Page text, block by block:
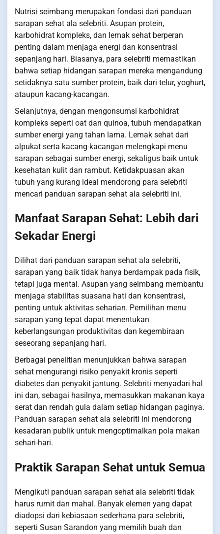
Nutrisi seimbang merupakan fondasi dari panduan
sarapan sehat ala selebriti. Asupan protein,
karbohidrat kompleks, dan lemak sehat berperan
penting dalam menjaga energi dan konsentrasi
sepanjang hari. Biasanya, para selebriti memastikan
bahwa setiap hidangan sarapan mereka mengandung
setidaknya satu sumber protein, baik dari telur, yoghurt,
ataupun kacang-kacangan.
Selanjutnya, dengan mengonsumsi karbohidrat
kompleks seperti oat dan quinoa, tubuh mendapatkan
sumber energi yang tahan lama. Lemak sehat dari
alpukat serta kacang-kacangan melengkapi menu
sarapan sebagai sumber energi, sekaligus baik untuk
kesehatan kulit dan rambut. Ketidakpuasan akan
tubuh yang kurang ideal mendorong para selebriti
mencari panduan sarapan sehat ala selebriti ini.
Manfaat Sarapan Sehat: Lebih dari
Sekadar Energi
Dilihat dari panduan sarapan sehat ala selebriti,
sarapan yang baik tidak hanya berdampak pada fisik,
tetapi juga mental. Asupan yang seimbang membantu
menjaga stabilitas suasana hati dan konsentrasi,
penting untuk aktivitas seharian. Pemilihan menu
sarapan yang tepat dapat menentukan
keberlangsungan produktivitas dan kegembiraan
seseorang sepanjang hari.
Berbagai penelitian menunjukkan bahwa sarapan
sehat mengurangi risiko penyakit kronis seperti
diabetes dan penyakit jantung. Selebriti menyadari hal
ini dan, sebagai hasilnya, memasukkan makanan kaya
serat dan rendah gula dalam setiap hidangan paginya.
Panduan sarapan sehat ala selebriti ini mendorong
kesadaran publik untuk mengoptimalkan pola makan
sehari-hari.
Praktik Sarapan Sehat untuk Semua
Mengikuti panduan sarapan sehat ala selebriti tidak
harus rumit dan mahal. Banyak elemen yang dapat
diadopsi dari kebiasaan sederhana para selebriti,
seperti Susan Sarandon yang memilih buah dan